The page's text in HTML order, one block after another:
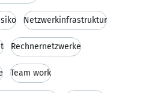
Netzwerkinfrastruktur
Rechnernetzwerke
Team work